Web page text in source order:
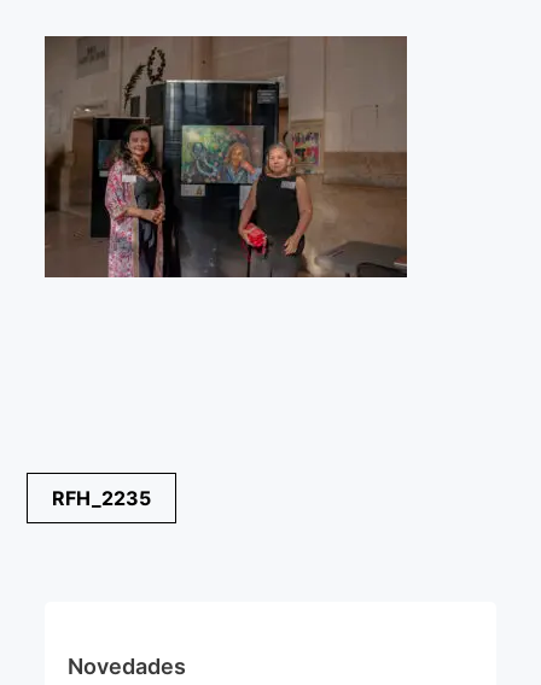
Visitas a los ateliers o talleres de artistas
Presse
Qué dicen de nosotros?
Aviso legal
Política de cookies
«Impressionnis-vous» Paris 2023
¡VIVE Molière! Un hommage latino-américain à
La Formule de l’art París 2020
Navegación
de
RFH_2235
Novedades